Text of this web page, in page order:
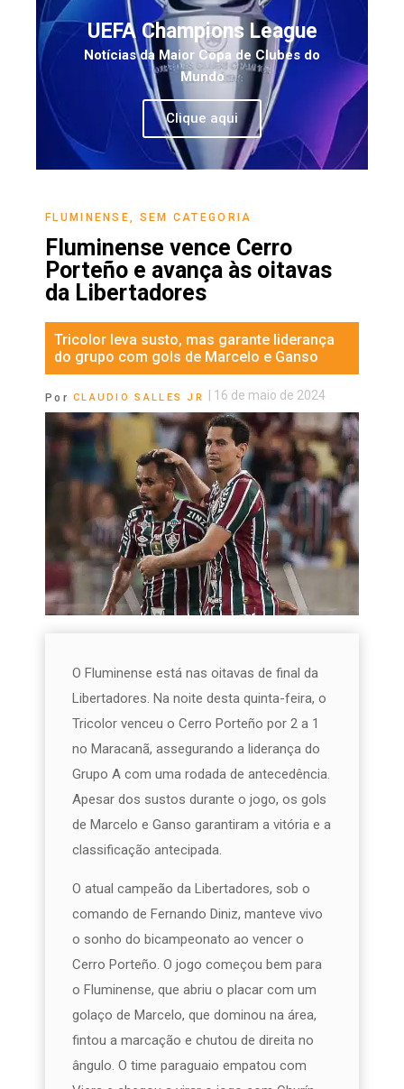
UEFA Champions League
Notícias da Maior Copa de Clubes do
Mundo
Clique aqui
FLUMINENSE SEM CATEGORIA
Fluminense vence Cerro
Porteño e avança às oitavas
da Libertadores
Tricolor leva susto, mas garante liderança
do grupo com gols de Marcelo e Ganso
Por CLAUDIO SALLES JR 16 de maio de 2024
O Fluminense está nas oitavas de final da
Libertadores. Na noite desta quinta-feira, o
Tricolor venceu o Cerro Porteño por 2 a 1
no Maracanã, assegurando a liderança do
Grupo A com uma rodada de antecedência.
Apesar dos sustos durante o jogo, os gols
de Marcelo e Ganso garantiram a vitória e a
classificação antecipada.
O atual campeão da Libertadores, sob o
comando de Fernando Diniz, manteve vivo
o sonho do bicampeonato ao vencer o
Cerro Porteño. O jogo começou bem para
o Fluminense, que abriu o placar com um
golaço de Marcelo, que dominou na área,
fintou a marcação e chutou de direita no
ângulo. O time paraguaio empatou com